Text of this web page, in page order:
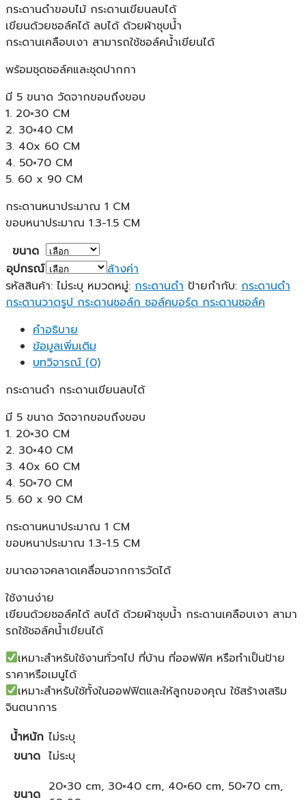
฿80.00
through
฿399.00
กระดานดำขอบไม้ กระดานเขียนลบได้
เขียนด้วยชอล์คได้ ลบได้ ด้วยผ้าชุบน้ำ
กระดานเคลือบเงา สามารถใช้ชอล์คน้ำเขียนได้
พร้อมชุดชอล์คและชุดปากกา
มี 5 ขนาด วัดจากขอบถึงขอบ
1. 20×30 CM
2. 30×40 CM
3. 40x 60 CM
4. 50×70 CM
5. 60 x 90 CM
กระดานหนาประมาณ 1 CM
ขอบหนาประมาณ 1.3-1.5 CM
ขนาด
อุปกรณ์
ล้างค่า
รหัสสินค้า: ไม่ระบุ หมวดหมู่: กระดานดำ ป้ายกำกับ: กระดานดำ
กระดานวาดรูป กระดานชอล์ก ชอล์คบอร์ด กระดานชอล์ค
คำอธิบาย
ข้อมูลเพิ่มเติม
บทวิจารณ์ (0)
กระดานดำ กระดานเขียนลบได้
มี 5 ขนาด วัดจากขอบถึงขอบ
1. 20×30 CM
2. 30×40 CM
3. 40x 60 CM
4. 50×70 CM
5. 60 x 90 CM
กระดานหนาประมาณ 1 CM
ขอบหนาประมาณ 1.3-1.5 CM
ขนาดอาจคลาดเคลื่อนจากการวัดได้
ใช้งานง่าย
เขียนด้วยชอล์คได้ ลบได้ ด้วยผ้าชุบน้ำ กระดานเคลือบเงา สามา
รถใช้ชอล์คน้ำเขียนได้
เหมาะสำหรับใช้งานทั่วๆไป ที่บ้าน ที่ออฟฟิศ หรือทำเป็นป้าย
ราคาหรือเมนูได้
เหมาะสำหรับใช้ทั้งในออฟฟิตและให้ลูกของคุณ ใช้สร้างเสริม
จินตนาการ
น้ำหนัก ไม่ระบุ
ขนาด ไม่ระบุ
ขนาด 20×30 cm, 30×40 cm, 40×60 cm, 50×70 cm,